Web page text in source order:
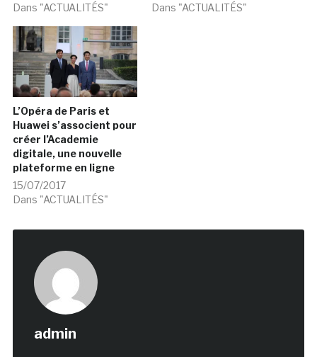
Dans "ACTUALITÉS"
Dans "ACTUALITÉS"
L’Opéra de Paris et
Huawei s’associent pour
créer l’Academie
digitale, une nouvelle
plateforme en ligne
15/07/2017
Dans "ACTUALITÉS"
admin